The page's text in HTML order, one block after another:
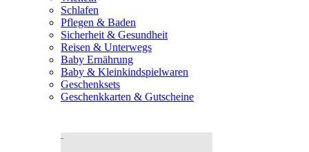
Schlafen
Pflegen & Baden
Sicherheit & Gesundheit
Reisen & Unterwegs
Baby Ernährung
Baby & Kleinkindspielwaren
Geschenksets
Geschenkkarten & Gutscheine